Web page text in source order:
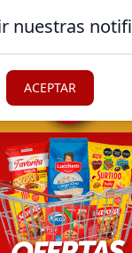
nuestras
ACEPTAR